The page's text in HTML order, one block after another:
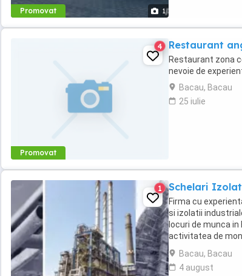
Promovat 1
Promovat
4 Restaurant
Restaurant zona
nevoie de
Bacau, Bacau
25 iulie
1 Schelari
Firma cu
si izolatii
locuri de munca
activitatea de
(vata+tabla) pentru
Bacau, Bacau
4 august